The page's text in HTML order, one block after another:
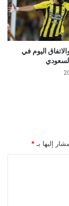
اليوم في
إليها بـ *